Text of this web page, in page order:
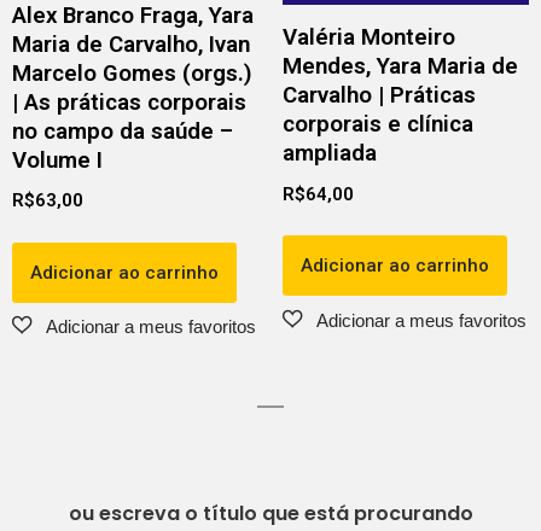
Alex Branco Fraga, Yara
Maria de Carvalho, Ivan
Marcelo Gomes (orgs.)
| As práticas corporais
no campo da saúde –
Volume I
R$63,00
Adicionar ao carrinho
Valéria Monteiro
Mendes, Yara Maria de
Carvalho | Práticas
corporais e clínica
ampliada
R$64,00
Adicionar ao carrinho
ou escreva o título que está procurando